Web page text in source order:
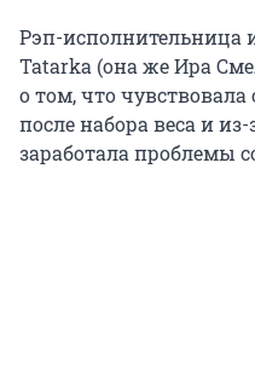
Рэп-исполнительница
Tatarka (она же Ира
о том, что чувствовала
после набора веса и
заработала проблемы